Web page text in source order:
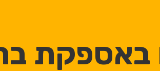
באספקת